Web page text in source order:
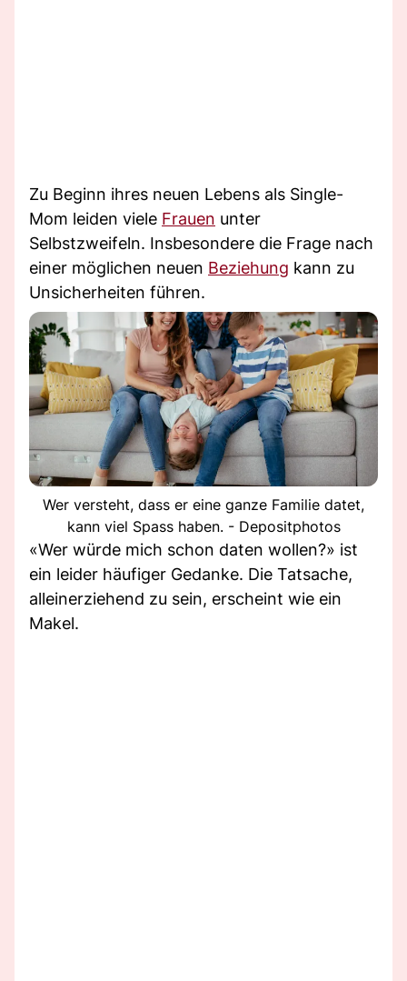
Zu Beginn ihres neuen Lebens als Single-
Mom leiden viele Frauen unter
Selbstzweifeln. Insbesondere die Frage nach
einer möglichen neuen Beziehung kann zu
Unsicherheiten führen.
Wer versteht, dass er eine ganze Familie datet,
kann viel Spass haben. - Depositphotos
«Wer würde mich schon daten wollen?» ist
ein leider häufiger Gedanke. Die Tatsache,
alleinerziehend zu sein, erscheint wie ein
Makel.